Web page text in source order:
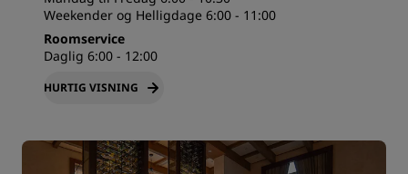
Weekender og Helligdage 6:00 - 11:00
Roomservice
Daglig 6:00 - 12:00
HURTIG VISNING